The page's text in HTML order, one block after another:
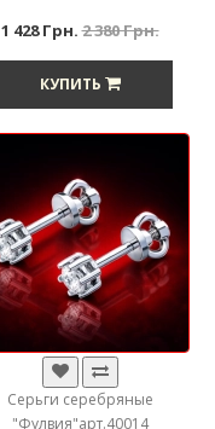
1 428 Грн.2 380 Грн.
КУПИТЬ
Серьги серебряные
"Фулвия"арт.40014